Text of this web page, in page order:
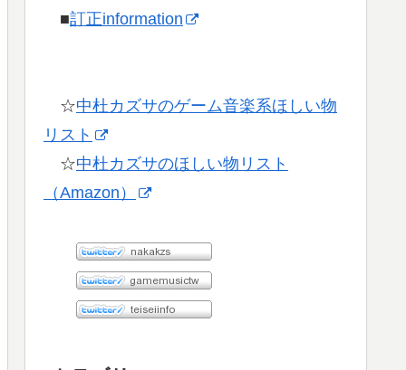
■訂正information
☆中杜カズサのゲーム音楽系ほしい物
リスト
☆中杜カズサのほしい物リスト
（Amazon）